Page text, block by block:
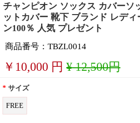
チャンピオン ソックス カバーソ
ットカバー 靴下 ブランド レディ
ン100％ 人気 プレゼント
商品番号：TBZL0014
￥ 10,000 円 ¥ 12,500円
* サイズ
FREE